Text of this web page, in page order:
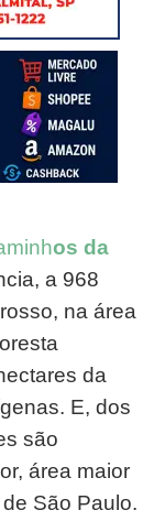
os da
a 968
na área
da
E, dos
são
área maior
São Paulo.